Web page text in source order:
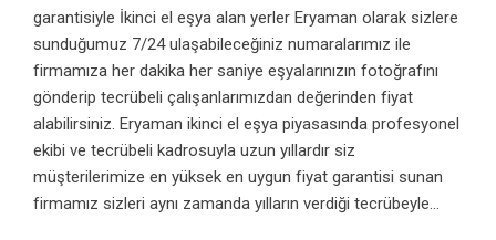
garantisiyle İkinci el eşya alan yerler Eryaman olarak sizlere
sunduğumuz 7/24 ulaşabileceğiniz numaralarımız ile
firmamıza her dakika her saniye eşyalarınızın fotoğrafını
gönderip tecrübeli çalışanlarımızdan değerinden fiyat
alabilirsiniz. Eryaman ikinci el eşya piyasasında profesyonel
ekibi ve tecrübeli kadrosuyla uzun yıllardır siz
müşterilerimize en yüksek en uygun fiyat garantisi sunan
firmamız sizleri aynı zamanda yılların verdiği tecrübeyle...